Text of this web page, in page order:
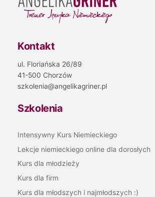
Kontakt
ul. Floriańska 26/89
41-500 Chorzów
szkolenia@angelikagriner.pl
Szkolenia
Intensywny Kurs Niemieckiego
Lekcje niemieckiego online dla dorosłych
Kurs dla młodzieży
Kurs dla firm
Kurs dla młodszych i najmłodszych :)